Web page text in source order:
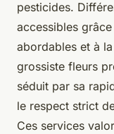
pesticides.
accessibles
abordables et à
grossiste fleurs
séduit par sa
le respect strict
Ces services